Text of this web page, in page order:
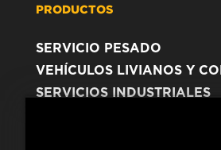
PRODUCTOS
SERVICIO PESADO
VEHÍCULOS LIVIANOS Y
SERVICIOS INDUSTRIALES